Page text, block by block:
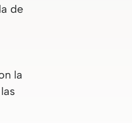
de
la